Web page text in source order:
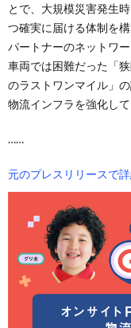
とで、大規模災害発生
つ確実に届ける体制を
パートナーのネットワ
車両では困難だった「
のラストワンマイル」
物流インフラを強化して
……
元のプレスリリースで